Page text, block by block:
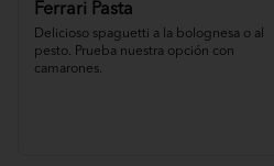
Ferrari Pasta
Delicioso spaguetti a la bolognesa o al
pesto. Prueba nuestra opción con
camarones.